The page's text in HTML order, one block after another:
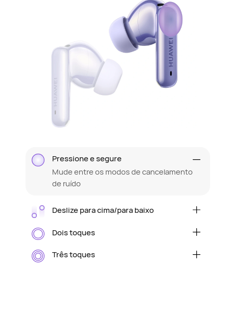
Pressione e segure
Mude entre os modos de cancelamento
de ruído
Deslize para cima/para baixo
Dois toques
ligações
Três toques